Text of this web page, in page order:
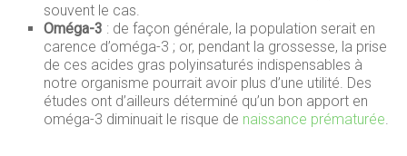
souvent le cas.
Oméga-3 : de façon générale, la population serait en
carence d’oméga-3 ; or, pendant la grossesse, la prise
de ces acides gras polyinsaturés indispensables à
notre organisme pourrait avoir plus d’une utilité. Des
études ont d’ailleurs déterminé qu’un bon apport en
oméga-3 diminuait le risque de naissance prématurée